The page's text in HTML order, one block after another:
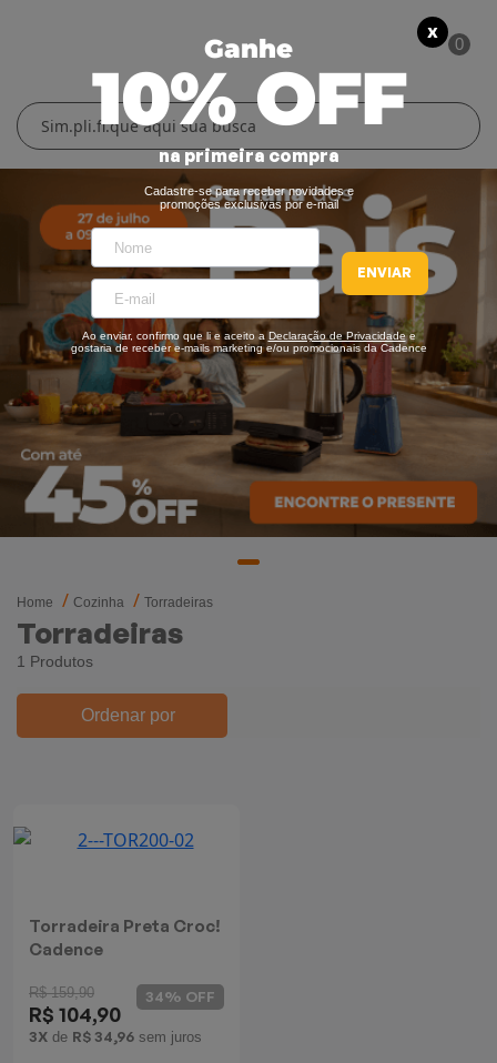
0
Home Cozinha Torradeiras
Torradeiras
1 Produtos
Ordenar por
Torradeira Preta Croc!
Cadence
R$ 159,90
R$ 104,90
3X de R$ 34,96 sem juros
34% OFF
X
Ganhe
10% OFF
na primeira compra
Cadastre-se para receber novidades e
promoções exclusivas por e-mail
ENVIAR
Ao enviar, confirmo que li e aceito a Declaração de Privacidadee
gostaria de receber e-mails marketing e/ou promocionais da Cadence
Cozinha
Blenders
Liquidificadores
Grills e Sanduicheiras
Chaleiras Elétricas
Cafeteiras
Fritadeiras
Mixers
Panelas Elétricas
Máquina de Waffle
Batedeiras
Lar
Ferros e Passadeiras
Conforto Térmico
Aquecedores
Climatizadores
Ventiladores
Cuidados Pessoais
Escovas Secadoras
Secadores
Cortadores de Cabelo
Pranchas